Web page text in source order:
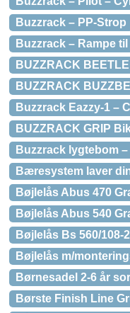
Buzzrack – PP-Strop
Buzzrack – Rampe
BUZZRACK
BUZZRACK
Buzzrack Eazzy-1 –
BUZZRACK GRIP
Buzzrack lygtebom
Bæresystem laver
Bøjlelås Abus 470
Bøjlelås Abus 540
Bøjlelås Bs 560/108-
Bøjlelås m/
Børnesadel 2-6 år
Børste Finish Line